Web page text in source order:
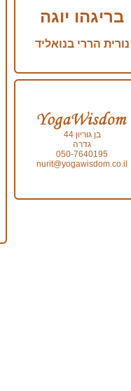
בריגהו יוגה
נורית הררי בנואליד
בן גוריון 44
גדרה
050-7640195
nurit@yogawisdom.co.il